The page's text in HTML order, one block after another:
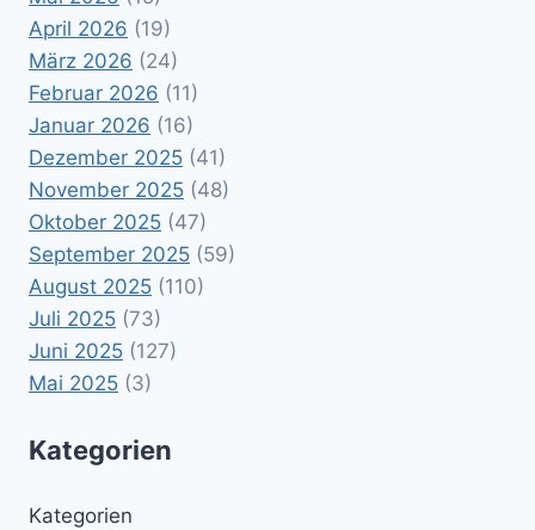
April 2026 (19)
März 2026 (24)
Februar 2026 (11)
Januar 2026 (16)
Dezember 2025 (41)
November 2025 (48)
Oktober 2025 (47)
September 2025 (59)
August 2025 (110)
Juli 2025 (73)
Juni 2025 (127)
Mai 2025 (3)
Kategorien
Kategorien